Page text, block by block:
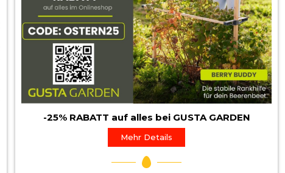
-25% RABATT auf alles bei GUSTA GARDEN
Mehr Details